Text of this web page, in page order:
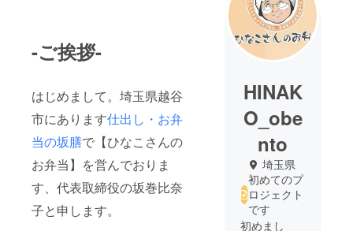
-ご挨拶-
はじめまして。埼玉県越谷
市にあります仕出し・お弁
当の坂膳で【ひなこさんの
お弁当】を営んでおりま
す、代表取締役の坂巻比奈
子と申します。
HINAK
O_obe
nto
埼玉県
初めてのプ
ロジェクト
です
初めまし